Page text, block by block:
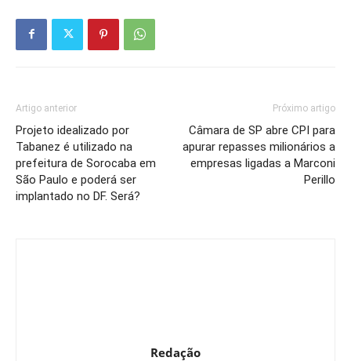
Artigo anterior
Projeto idealizado por
Tabanez é utilizado na
prefeitura de Sorocaba em
São Paulo e poderá ser
implantado no DF. Será?
Próximo artigo
Câmara de SP abre CPI para
apurar repasses milionários a
empresas ligadas a Marconi
Perillo
Redação